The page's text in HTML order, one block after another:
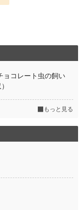
ョコレート虫の飼い
もっと見る